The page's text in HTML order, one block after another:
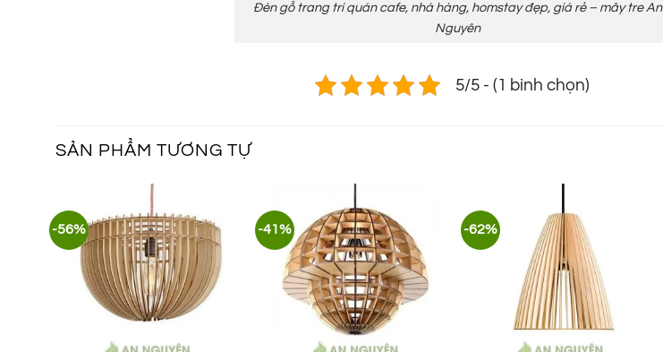
Đèn gỗ trang trí quán cafe, nhà hàng, homstay đẹp, giá rẻ – mây tre An
Nguyên
5/5 - (1 bình chọn)
SẢN PHẨM TƯƠNG TỰ
-56% -41% -62%